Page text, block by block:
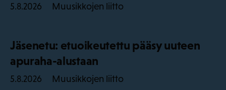
5.8.2026 Muusikkojen liitto
Jäsenetu: etuoikeutettu pääsy uuteen
apuraha-alustaan
5.8.2026 Muusikkojen liitto